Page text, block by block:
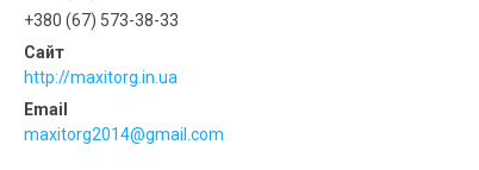
+380 (67) 573-38-33
http://maxitorg.in.ua
maxitorg2014@gmail.com